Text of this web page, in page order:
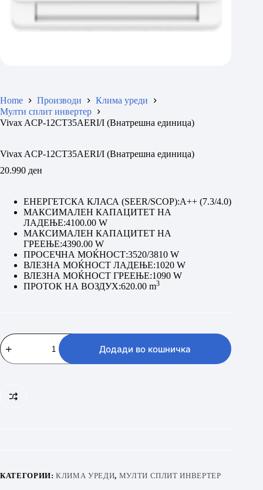
Home Производи
Клима уреди
Мулти сплит инвертер
Vivax ACP-12CT35AERI/I (Внатрешна единица)
Vivax ACP-12CT35AERI/I (Внатрешна единица)
20.990 ден
ЕНЕРГЕТСКА КЛАСА (SEER/SCOP):A++ (7.3/4.0)
МАКСИМАЛЕН КАПАЦИТЕТ НА
ЛАДЕЊЕ:4100.00 W
МАКСИМАЛЕН КАПАЦИТЕТ НА
ГРЕЕЊЕ:4390.00 W
ПРОСЕЧНА МОЌНОСТ:3520/3810 W
ВЛЕЗНА МОЌНОСТ ЛАДЕЊЕ:1020 W
ВЛЕЗНА МОЌНОСТ ГРЕЕЊЕ:1090 W
ПРОТОК НА ВОЗДУХ:620.00 m3
Vivax
ACP-
12CT35AERI/I
Додади во кошничка
КАТЕГОРИИ:КЛИМА УРЕДИ, МУЛТИ СПЛИТ ИНВЕРТЕР